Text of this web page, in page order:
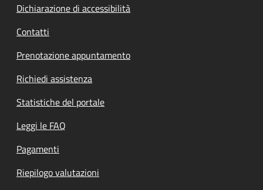
Dichiarazione di accessibilità
Contatti
Prenotazione appuntamento
Richiedi assistenza
Statistiche del portale
Leggi le FAQ
Pagamenti
Riepilogo valutazioni